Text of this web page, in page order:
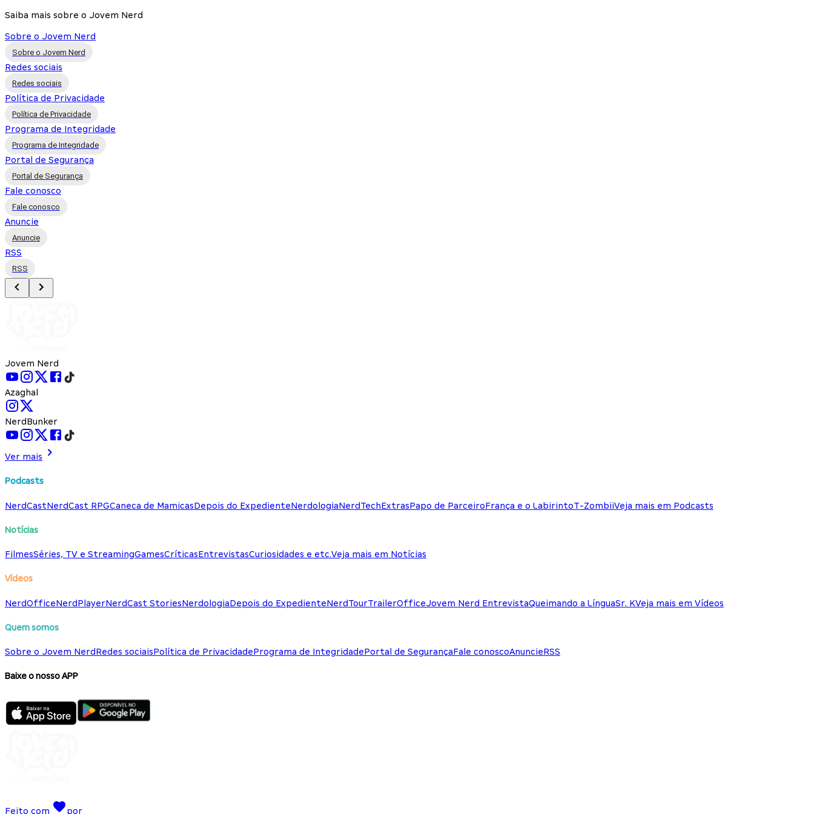
Saiba mais sobre o Jovem Nerd
Sobre o Jovem Nerd
Sobre o Jovem Nerd
Redes sociais
Redes sociais
Política de Privacidade
Política de Privacidade
Programa de Integridade
Programa de Integridade
Portal de Segurança
Portal de Segurança
Fale conosco
Fale conosco
Anuncie
Anuncie
RSS
RSS
Jovem Nerd
Azaghal
NerdBunker
Ver mais
Podcasts
NerdCastNerdCast RPGCaneca de MamicasDepois do ExpedienteNerdologiaNerdTechExtrasPapo de ParceiroFrança e o LabirintoT-ZombiiVeja mais em Podcasts
Notícias
FilmesSéries, TV e StreamingGamesCríticasEntrevistasCuriosidades e etc.Veja mais em Notícias
Vídeos
NerdOfficeNerdPlayerNerdCast StoriesNerdologiaDepois do ExpedienteNerdTourTrailerOfficeJovem Nerd EntrevistaQueimando a LínguaSr. KVeja mais em Vídeos
Quem somos
Sobre o Jovem NerdRedes sociaisPolítica de PrivacidadePrograma de IntegridadePortal de SegurançaFale conoscoAnuncieRSS
Baixe o nosso APP
Feito com por